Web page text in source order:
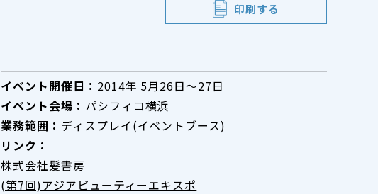
印刷する
イベント開催日： 2014年 5月26日～27日
イベント会場： パシフィコ横浜
業務範囲： ディスプレイ(イベントブース)
リンク：
株式会社髪書房
(第7回)アジアビューティーエキスポ